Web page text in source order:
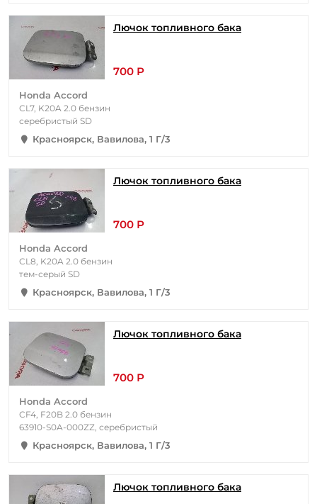
Лючок топливного бака
700 Р
Honda Accord
CL7, K20A 2.0 бензин
серебристый SD
Красноярск, Вавилова, 1 Г/3
Лючок топливного бака
700 Р
Honda Accord
CL8, K20A 2.0 бензин
тем-серый SD
Красноярск, Вавилова, 1 Г/3
Лючок топливного бака
700 Р
Honda Accord
CF4, F20B 2.0 бензин
63910-S0A-000ZZ, серебристый
Красноярск, Вавилова, 1 Г/3
Лючок топливного бака